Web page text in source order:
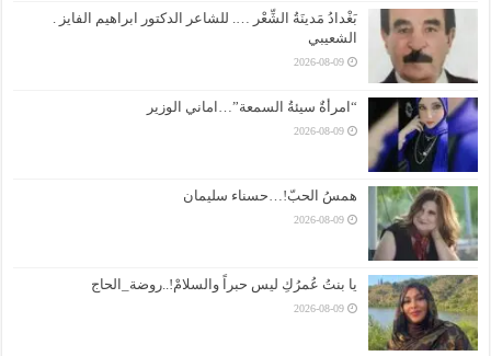
بَغْدادُ مَدينَةُ الشِّعْر …. للشاعر الدكتور ابراهيم الفايز .
الشعيبي
2026-08-09
“امرأةٌ سيئةُ السمعة”…اماني الوزير
2026-08-09
همسُ الحبّ!…حسناء سليمان
2026-08-09
يا بنتُ عُمرُكِ ليس حبراً والسلامْ!..روضة_الحاج
2026-08-09